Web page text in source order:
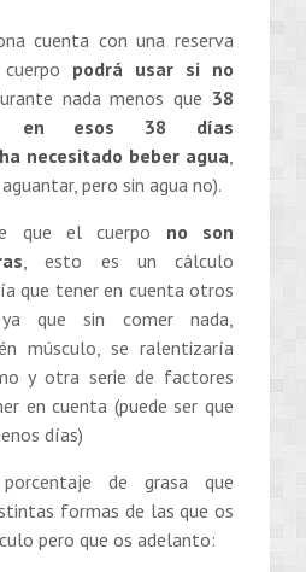
cuenta con una reserva
podrá usar si no
nada menos que 38
en esos 38 días
necesitado beber agua
pero sin agua no).
que el cuerpo no son
, esto es un cálculo
que tener en cuenta otros
que sin comer nada,
músculo, se ralentizaría
y otra serie de factores
en cuenta (puede ser que
días)
de grasa que
formas de las que os
pero que os adelanto: